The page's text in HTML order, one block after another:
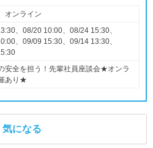
オンライン
、08/20 10:00、08/24 15:30、
、09/09 15:30、09/14 13:30、
安全を担う！先輩社員座談会★オンラ
あり★
気になる